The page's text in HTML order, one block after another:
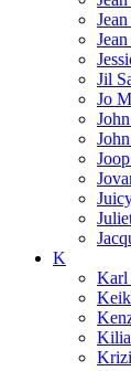
Jil
Jo
K
Karl